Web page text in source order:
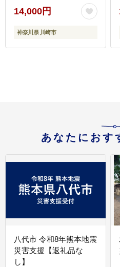
BS80K-AR
14,000円
神奈川県 川崎市
あなたにおす
八代市 令和8年熊本地震
災害支援【返礼品な
し】